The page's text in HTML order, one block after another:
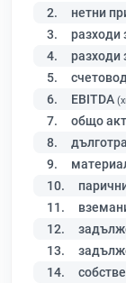
2. нетни
3. разходи
4. разходи
5.
6. EBITDA
7. общо
8.
9.
10.
11.
12.
13.
14.